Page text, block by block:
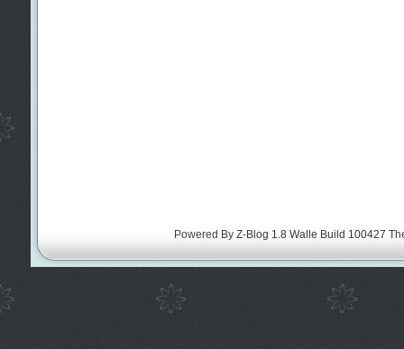
Powered By Z-Blog 1.8 Walle Build 100427